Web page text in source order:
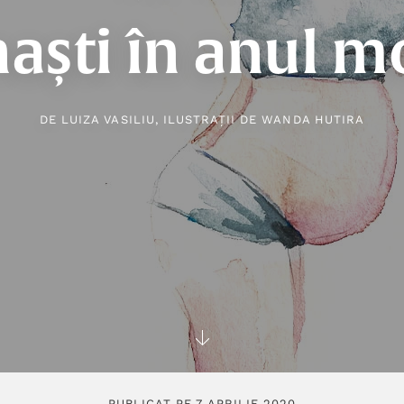
în anul
DE LUIZA VASILIU , ILUSTRAȚII DEWANDA HUTIRA